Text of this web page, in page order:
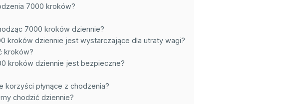
7000 kroków?
7000 kroków dziennie?
kroków dziennie jest wystarczające dla utraty wagi?
kroków?
kroków dziennie jest bezpieczne?
korzyści płynące z chodzenia?
chodzić dziennie?